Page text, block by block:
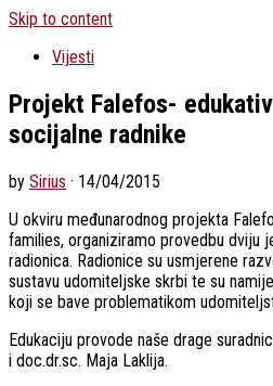
Skip to content
Vijesti
Projekt Falefos-
socijalne radnike
by Sirius · 14/04/2015
U okviru međunarodnog projekta
families, organiziramo provedbu dviju
radionica. Radionice su usmjerene
sustavu udomiteljske skrbi te su
koji se bave problematikom
Edukaciju provode naše drage
i doc.dr.sc. Maja Laklija.